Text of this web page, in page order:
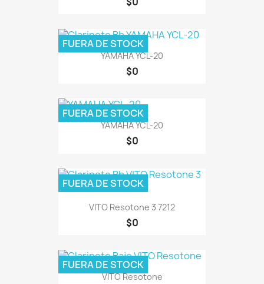
YAMAHA YCL-20
$0
FUERA DE STOCK
YAMAHA YCL-20
$0
FUERA DE STOCK
VITO Resotone 3 7212
$0
FUERA DE STOCK
VITO Resotone
FUERA DE STOCK